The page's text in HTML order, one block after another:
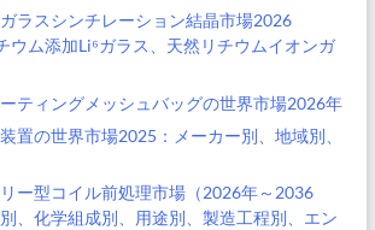
ラスシンチレーション結晶市場2026
ウム添加Li⁶ガラス、天然リチウムイオンガ
ティングメッシュバッグの世界市場2026年
置の世界市場2025：メーカー別、地域別、
ー型コイル前処理市場（2026年～2036
、化学組成別、用途別、製造工程別、エン